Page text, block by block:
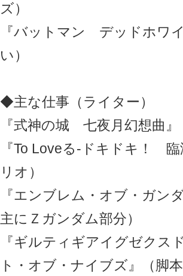
ズ）
『バットマン デッドホワ
い）
◆主な仕事（ライター）
『式神の城 七夜月幻想曲
『To Loveる-ドキドキ！
リオ）
『エンブレム・オブ・ガン
主にＺガンダム部分）
『ギルティギアイグゼク
ト・オブ・ナイブズ』（脚